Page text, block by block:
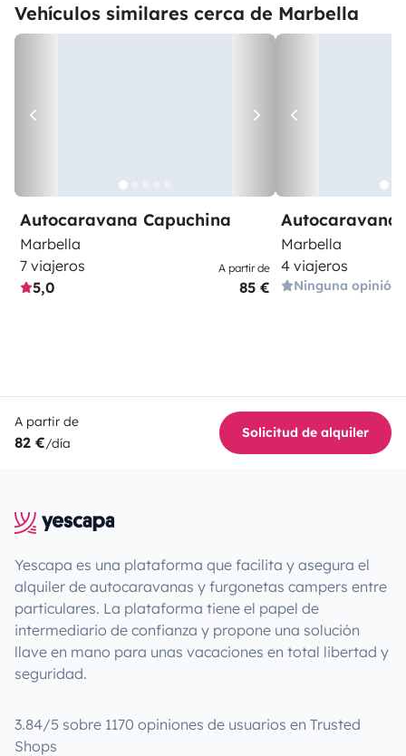
Vehículos similares cerca de Marbella
Autocaravana Capuchina
Marbella
7 viajeros
5,0
A partir de
85 €
Autocaravana
Marbella
4 viajeros
Ninguna opinión
A partir de
82 €/día
Solicitud de alquiler
Yescapa es una plataforma que facilita y asegura el
alquiler de autocaravanas y furgonetas campers entre
particulares. La plataforma tiene el papel de
intermediario de confianza y propone una solución
llave en mano para unas vacaciones en total libertad y
seguridad.
3.84/5 sobre 1170 opiniones de usuarios en Trusted
Shops